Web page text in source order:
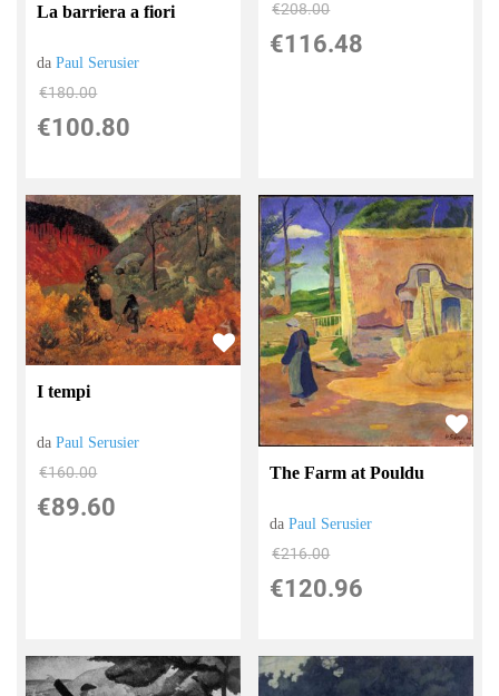
La barriera a fiori
daPaul Serusier
€180.00
€100.80
€208.00
€116.48
I tempi
daPaul Serusier
€160.00
€89.60
The Farm at Pouldu
daPaul Serusier
€216.00
€120.96